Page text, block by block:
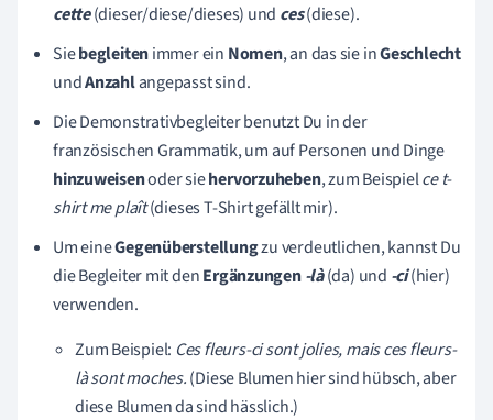
cette(dieser/diese/dieses) und ces(diese).
Siebegleitenimmer ein Nomen, an das sie inGeschlecht
undAnzahlangepasst sind.
DieDemonstrativbegleiterbenutzt Du in der
französischen Grammatik, um auf Personen und Dinge
hinzuweisenoder siehervorzuheben, zum Beispielcet-
shirtme plaît(diesesT-Shirtgefällt mir).
Um eineGegenüberstellungzu verdeutlichen, kannst Du
die Begleitermit denErgänzungen-là(da) und -ci(hier)
verwenden.
Zum Beispiel: Ces fleurs-ci sont jolies, mais ces fleurs-
là sont moches.(Diese Blumen hier sind hübsch, aber
diese Blumen da sind hässlich.)